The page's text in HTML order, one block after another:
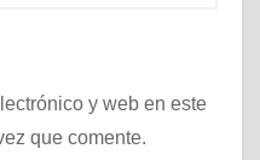
y web en este
que comente.